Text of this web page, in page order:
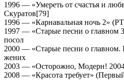
1996 — «Умереть от счастья и
Скуратов[79]
1996 — «Карнавальная ночь 2»
1997 — «Старые песни о
посол
2000 — «Старые песни о
жених
2003 — «Осторожно, Модерн!
2008 — «Красота требует»